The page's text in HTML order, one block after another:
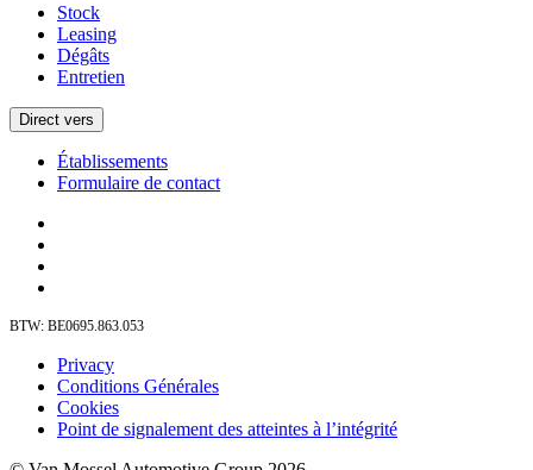
Stock
Leasing
Dégâts
Entretien
Direct vers
Établissements
Formulaire de contact
BTW: BE0695.863.053
Privacy
Conditions Générales
Cookies
Point de signalement des atteintes à l’intégrité